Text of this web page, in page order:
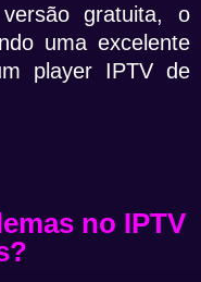
gratuita, o
uma excelente
player IPTV de
no IPTV